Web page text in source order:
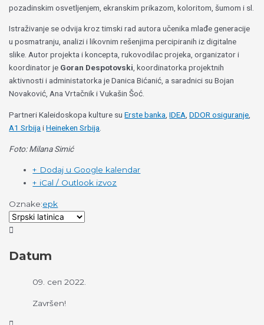
pozadinskim osvetljenjem, ekranskim prikazom, koloritom, šumom i sl.
Istraživanje se odvija kroz timski rad autora učenika mlađe generacije
u posmatranju, analizi i likovnim rešenjima percipiranih iz digitalne
slike. Autor projekta i koncepta, rukovodilac projeka, organizator i
koordinator je Goran Despotovski, koordinatorka projektnih
aktivnosti i administatorka je Danica Bićanić, a saradnici su Bojan
Novaković, Ana Vrtačnik i Vukašin Šoć.
Partneri Kaleidoskopa kulture suErste banka ,IDEA ,DDOR osiguranje
A1 Srbija iHeineken Srbija
Foto: Milana Simić
+ Dodaj u Google kalendar
+ iCal / Outlook izvoz
Oznake:epk
Datum
09. сеп 2022.
Završen!